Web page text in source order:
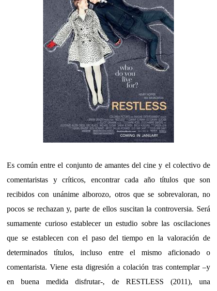
Es común entre el conjunto de amantes del cine y el colectivo de
comentaristas y críticos, encontrar cada año títulos que son
recibidos con unánime alborozo, otros que se sobrevaloran, no
pocos se rechazan y, parte de ellos suscitan la controversia. Será
sumamente curioso establecer un estudio sobre las oscilaciones
que se establecen con el paso del tiempo en la valoración de
determinados títulos, incluso entre el mismo aficionado o
comentarista. Viene esta digresión a colación tras contemplar –y
en buena medida disfrutar-, de RESTLESS (2011), una